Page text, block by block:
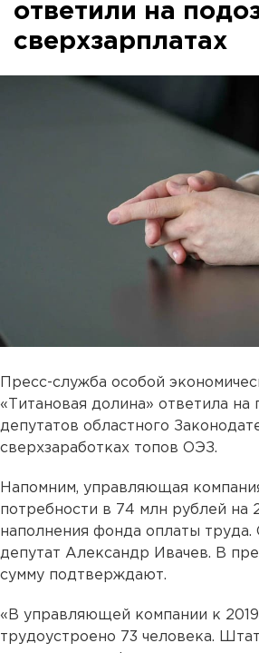
ответили на
сверхзарплатах
Пресс-служба особой
«Титановая долина» ответила на
депутатов областного
сверхзаработках топов ОЭЗ.
Напомним, управляющая
потребности в 74 млн рублей на
наполнения фонда оплаты труда.
депутат Александр Ивачев. В
сумму подтверждают.
«В управляющей компании к
трудоустроено 73 человека.